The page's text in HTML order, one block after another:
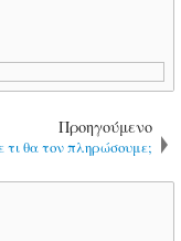
Προηγούμενο
θα τον πληρώσουμε;